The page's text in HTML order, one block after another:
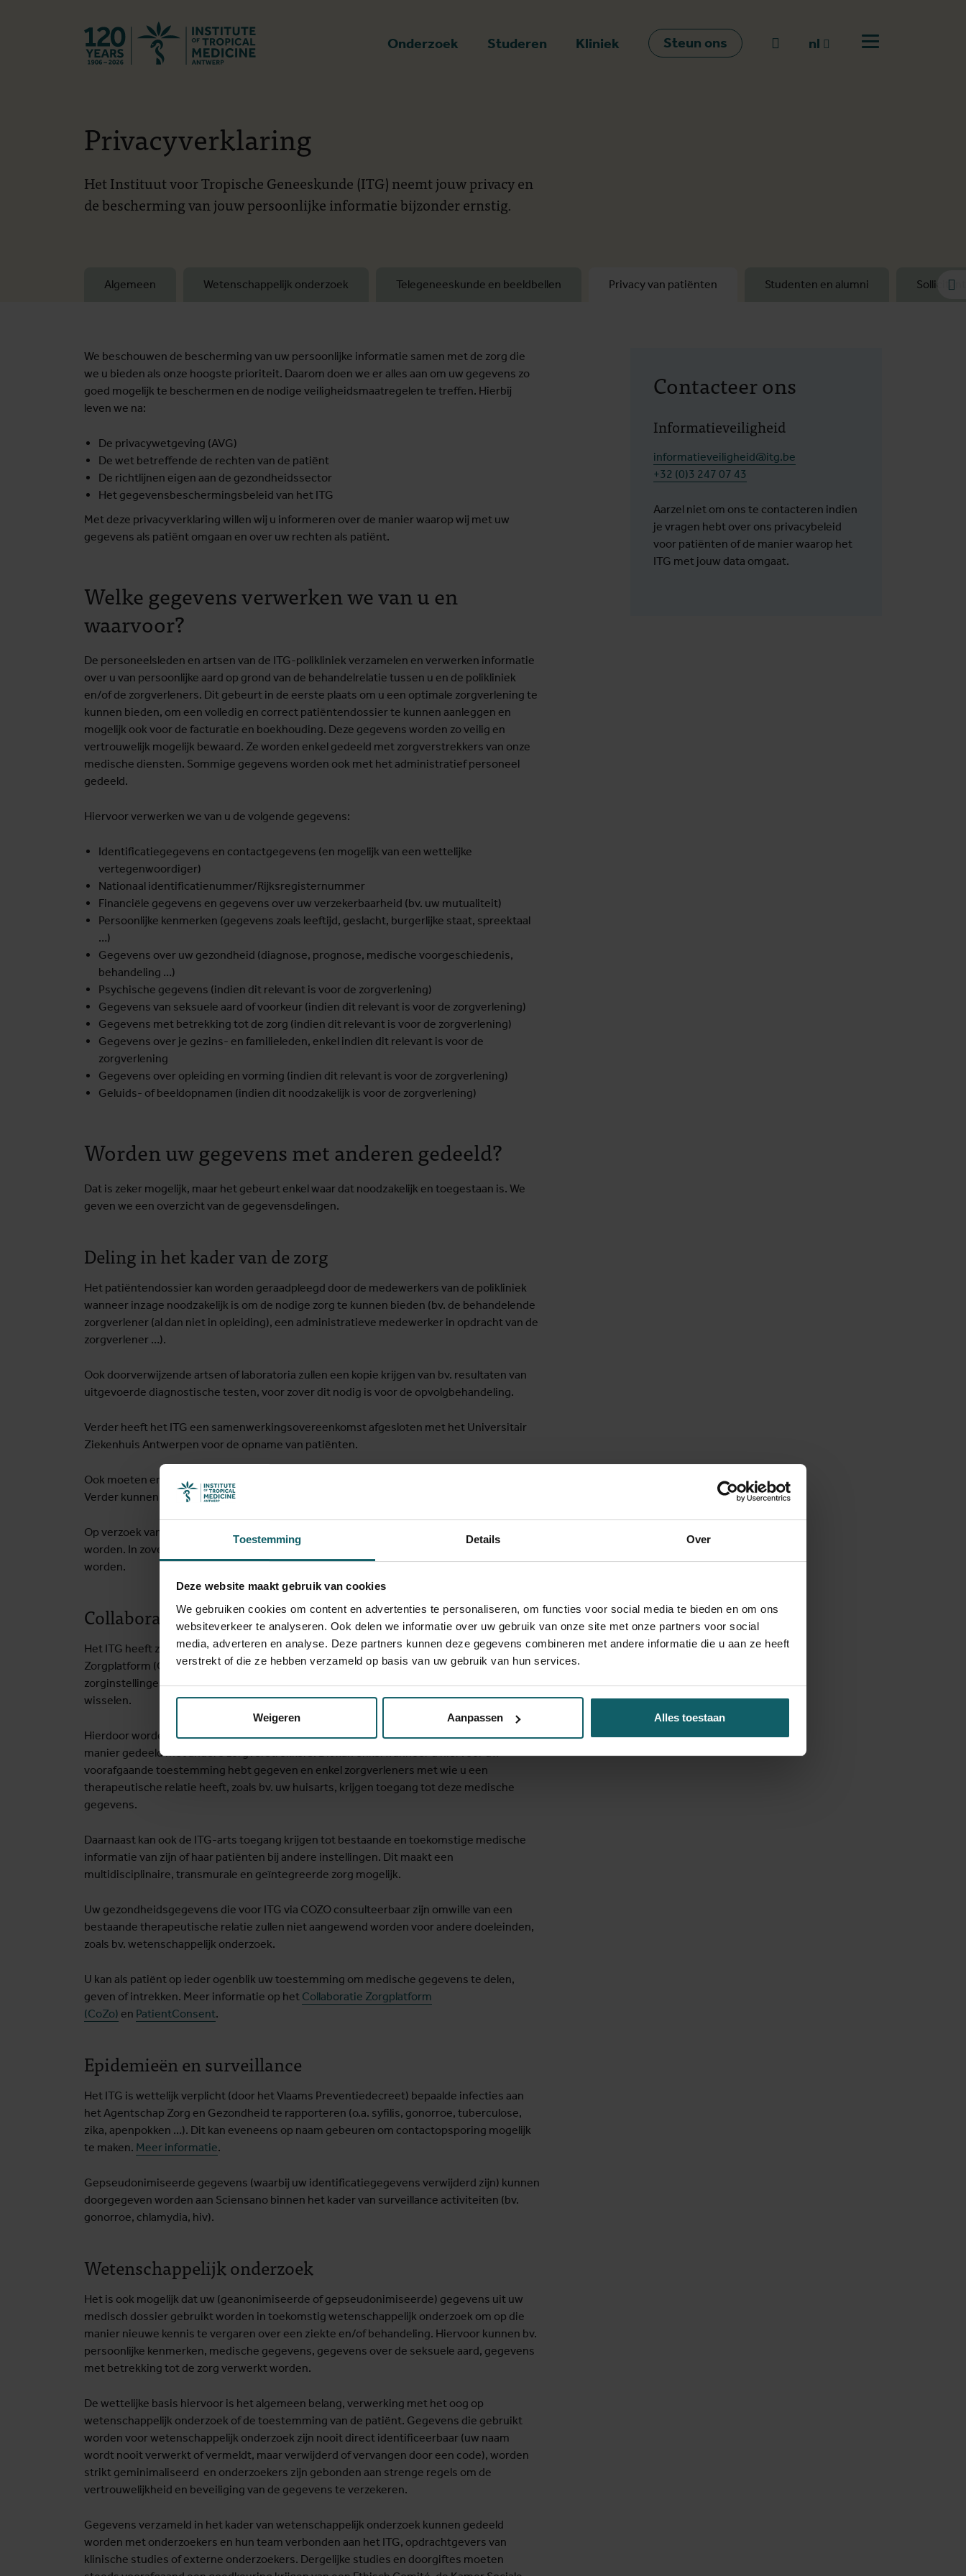
Toestemming Details Over
Deze website maakt gebruik van cookies
We gebruiken cookies om content en advertenties te personaliseren, om functies voor social media te bieden en om ons
websiteverkeer te analyseren. Ook delen we informatie over uw gebruik van onze site met onze partners voor social
media, adverteren en analyse. Deze partners kunnen deze gegevens combineren met andere informatie die u aan ze heeft
verstrekt of die ze hebben verzameld op basis van uw gebruik van hun services.
Weigeren Aanpassen Alles toestaan
Onderzoek Studeren Kliniek Steun ons Naar zoeken
nl
Open menu
Privacyverklaring
Het Instituut voor Tropische Geneeskunde (ITG) neemt jouw privacy en
de bescherming van jouw persoonlijke informatie bijzonder ernstig.
Algemeen Wetenschappelijk onderzoek Telegeneeskunde en beeldbellen Privacy van patiënten Studenten en alumni
We beschouwen de bescherming van uw persoonlijke informatie samen met de zorg die
we u bieden als onze hoogste prioriteit. Daarom doen we er alles aan om uw gegevens zo
goed mogelijk te beschermen en de nodige veiligheidsmaatregelen te treffen. Hierbij
leven we na:
De privacywetgeving (AVG)
De wet betreffende de rechten van de patiënt
De richtlijnen eigen aan de gezondheidssector
Het gegevensbeschermingsbeleid van het ITG
Met deze privacyverklaring willen wij u informeren over de manier waarop wij met uw
gegevens als patiënt omgaan en over uw rechten als patiënt.
Welke gegevens verwerken we van u en
waarvoor?
De personeelsleden en artsen van de ITG-polikliniek verzamelen en verwerken informatie
over u van persoonlijke aard op grond van de behandelrelatie tussen u en de polikliniek
en/of de zorgverleners. Dit gebeurt in de eerste plaats om u een optimale zorgverlening te
kunnen bieden, om een volledig en correct patiëntendossier te kunnen aanleggen en
mogelijk ook voor de facturatie en boekhouding. Deze gegevens worden zo veilig en
vertrouwelijk mogelijk bewaard. Ze worden enkel gedeeld met zorgverstrekkers van onze
medische diensten. Sommige gegevens worden ook met het administratief personeel
gedeeld.
Hiervoor verwerken we van u de volgende gegevens:
Identificatiegegevens en contactgegevens (en mogelijk van een wettelijke
vertegenwoordiger)
Nationaal identificatienummer/Rijksregisternummer
Financiële gegevens en gegevens over uw verzekerbaarheid (bv. uw mutualiteit)
Persoonlijke kenmerken (gegevens zoals leeftijd, geslacht, burgerlijke staat, spreektaal
…)
Gegevens over uw gezondheid (diagnose, prognose, medische voorgeschiedenis,
behandeling …)
Psychische gegevens (indien dit relevant is voor de zorgverlening)
Gegevens van seksuele aard of voorkeur (indien dit relevant is voor de zorgverlening)
Gegevens met betrekking tot de zorg (indien dit relevant is voor de zorgverlening)
Gegevens over je gezins- en familieleden, enkel indien dit relevant is voor de
zorgverlening
Gegevens over opleiding en vorming (indien dit relevant is voor de zorgverlening)
Geluids- of beeldopnamen (indien dit noodzakelijk is voor de zorgverlening)
Worden uw gegevens met anderen gedeeld?
Dat is zeker mogelijk, maar het gebeurt enkel waar dat noodzakelijk en toegestaan is. We
geven we een overzicht van de gegevensdelingen.
Deling in het kader van de zorg
Het patiëntendossier kan worden geraadpleegd door de medewerkers van de polikliniek
wanneer inzage noodzakelijk is om de nodige zorg te kunnen bieden (bv. de behandelende
zorgverlener (al dan niet in opleiding), een administratieve medewerker in opdracht van de
zorgverlener …).
Ook doorverwijzende artsen of laboratoria zullen een kopie krijgen van bv. resultaten van
uitgevoerde diagnostische testen, voor zover dit nodig is voor de opvolgbehandeling.
Verder heeft het ITG een samenwerkingsovereenkomst afgesloten met het Universitair
Ziekenhuis Antwerpen voor de opname van patiënten.
Ook moeten er met het RIZIV en de mutualiteiten gegevens over u gedeeld worden.
Verder kunnen vaccinatiegegevens gedeeld worden langs
Op verzoek van politie en gerecht kunnen persoonsgegevens van patiënten gedeeld
worden. In zoverre als toegestaan door de wet zal u hiervan op de hoogte gebracht
worden.
Collaboratief Zorgplatform (COZO)
Het ITG heeft zich net als vele andere zorginstellingen aangesloten bij het Collaboratief
Zorgplatform (CoZo), een digitaal samenwerkingsplatform dat patiënten, zorgverleners en
zorginstellingen toelaat om snel en veilig medische gegevens en informatie uit te
wisselen.
Hierdoor worden vanaf 1 januari 2019 onze laboratoriumresultaten op een beveiligde
manier gedeeld met andere zorgverstrekkers. Dit kan enkel wanneer u hiervoor uw
voorafgaande toestemming hebt gegeven en enkel zorgverleners met wie u een
therapeutische relatie heeft, zoals bv. uw huisarts, krijgen toegang tot deze medische
gegevens.
Daarnaast kan ook de ITG-arts toegang krijgen tot bestaande en toekomstige medische
informatie van zijn of haar patiënten bij andere instellingen. Dit maakt een
multidisciplinaire, transmurale en geïntegreerde zorg mogelijk.
Uw gezondheidsgegevens die voor ITG via COZO consulteerbaar zijn omwille van een
bestaande therapeutische relatie zullen niet aangewend worden voor andere doeleinden,
zoals bv. wetenschappelijk onderzoek.
U kan als patiënt op ieder ogenblik uw toestemming om medische gegevens te delen,
geven of intrekken. Meer informatie op het Collaboratie Zorgplatform
(CoZo) en PatientConsent.
Epidemieën en surveillance
Het ITG is wettelijk verplicht (door het Vlaams Preventiedecreet) bepaalde infecties aan
het Agentschap Zorg en Gezondheid te rapporteren (o.a. syfilis, gonorroe, tuberculose,
zika, apenpokken …). Dit kan eveneens op naam gebeuren om contactopsporing mogelijk
te maken. Meer informatie.
Gepseudonimiseerde gegevens (waarbij uw identificatiegegevens verwijderd zijn) kunnen
doorgegeven worden aan Sciensano binnen het kader van surveillance activiteiten (bv.
gonorroe, chlamydia, hiv).
Wetenschappelijk onderzoek
Het is ook mogelijk dat uw (geanonimiseerde of gepseudonimiseerde) gegevens uit uw
medisch dossier gebruikt worden in toekomstig wetenschappelijk onderzoek om op die
manier nieuwe kennis te vergaren over een ziekte en/of behandeling. Hiervoor kunnen bv.
persoonlijke kenmerken, medische gegevens, gegevens over de seksuele aard, gegevens
met betrekking tot de zorg verwerkt worden.
De wettelijke basis hiervoor is het algemeen belang, verwerking met het oog op
wetenschappelijk onderzoek of de toestemming van de patiënt. Gegevens die gebruikt
worden voor wetenschappelijk onderzoek zijn nooit direct identificeerbaar (uw naam
wordt nooit verwerkt of vermeldt, maar verwijderd of vervangen door een code), worden
strikt geminimaliseerd en onderzoekers zijn gebonden aan strenge regels om de
vertrouwelijkheid en beveiliging van de gegevens te verzekeren.
Gegevens verzameld in het kader van wetenschappelijk onderzoek kunnen gedeeld
worden met onderzoekers en hun team verbonden aan het ITG, opdrachtgevers van
klinische studies of externe onderzoekers. Dergelijke studies en doorgiftes moeten
Contacteer ons
Informatieveiligheid
informatieveiligheid@itg.be
+32 (0)3 247 07 43
Aarzel niet om ons te contacteren indien
je vragen hebt over ons privacybeleid
voor patiënten of de manier waarop het
ITG met jouw data omgaat.